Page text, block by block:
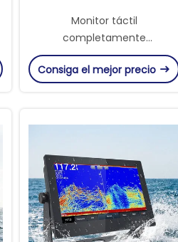
Monitor táctil
completamente
impermeable IP67 con panel
ópticamente adherido para
de 10 puntos
Consiga el mejor precio